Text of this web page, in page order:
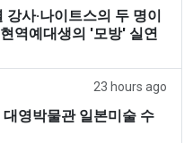
사·나이트스의 두 명이
역예대생의 '모방' 실연
23 hours ago
영박물관 일본미술 수